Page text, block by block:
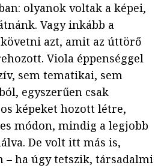
olyanok voltak a képei,
Vagy inkább a
azt, amit az úttörő
Viola éppenséggel
sem tematikai, sem
egyszerűen csak
képeket hozott létre,
módon, mindig a legjobb
De volt itt más is,
– ha úgy tetszik, társadalmi